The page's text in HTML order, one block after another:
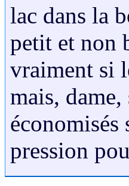
lac dans la
petit et non
vraiment si
mais,
pression